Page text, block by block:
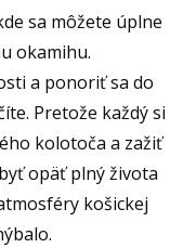
sa môžete úplne
okamihu.
a ponoriť sa do
Pretože každý si
kolotoča a zažiť
opäť plný života
košickej